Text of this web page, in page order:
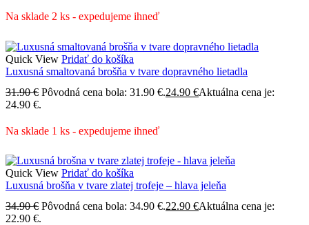
Na sklade 2 ks - expedujeme ihneď
Quick View Pridať do košíka
Luxusná smaltovaná brošňa v tvare dopravného lietadla
31.90€ Pôvodná cena bola: 31.90 €.24.90 €Aktuálna cena je:
24.90 €.
Na sklade 1 ks - expedujeme ihneď
Quick View Pridať do košíka
Luxusná brošňa v tvare zlatej trofeje – hlava jeleňa
34.90€ Pôvodná cena bola: 34.90 €.22.90 €Aktuálna cena je:
22.90 €.